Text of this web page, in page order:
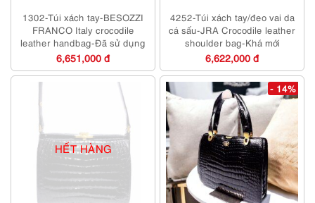
1302-Túi xách tay-BESOZZI
FRANCO Italy crocodile
leather handbag-Đã sử dụng
6,651,000 đ
4252-Túi xách tay/đeo vai da
cá sấu-JRA Crocodile leather
shoulder bag-Khá mới
6,622,000 đ
HẾT HÀNG
- 14%